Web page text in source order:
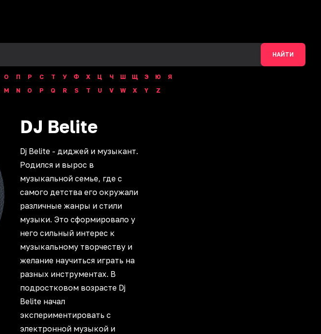
НАЙТИ
О П Р С Т У Ф Х Ц Ч Ш Щ Э Ю
Я
M N O P Q R S T U V W X Y Z
DJ Belite
Dj Belite - диджей и музыкант.
Родился и вырос в
музыкальной семье, где с
самого детства его окружали
различные жанры и стили
музыки. Это сформировало у
него сильный интерес к
музыкальному творчеству и
желание научиться играть на
разных инструментах. В
подростковом возрасте Dj
Belite начал
экспериментировать с
электронной музыкой и